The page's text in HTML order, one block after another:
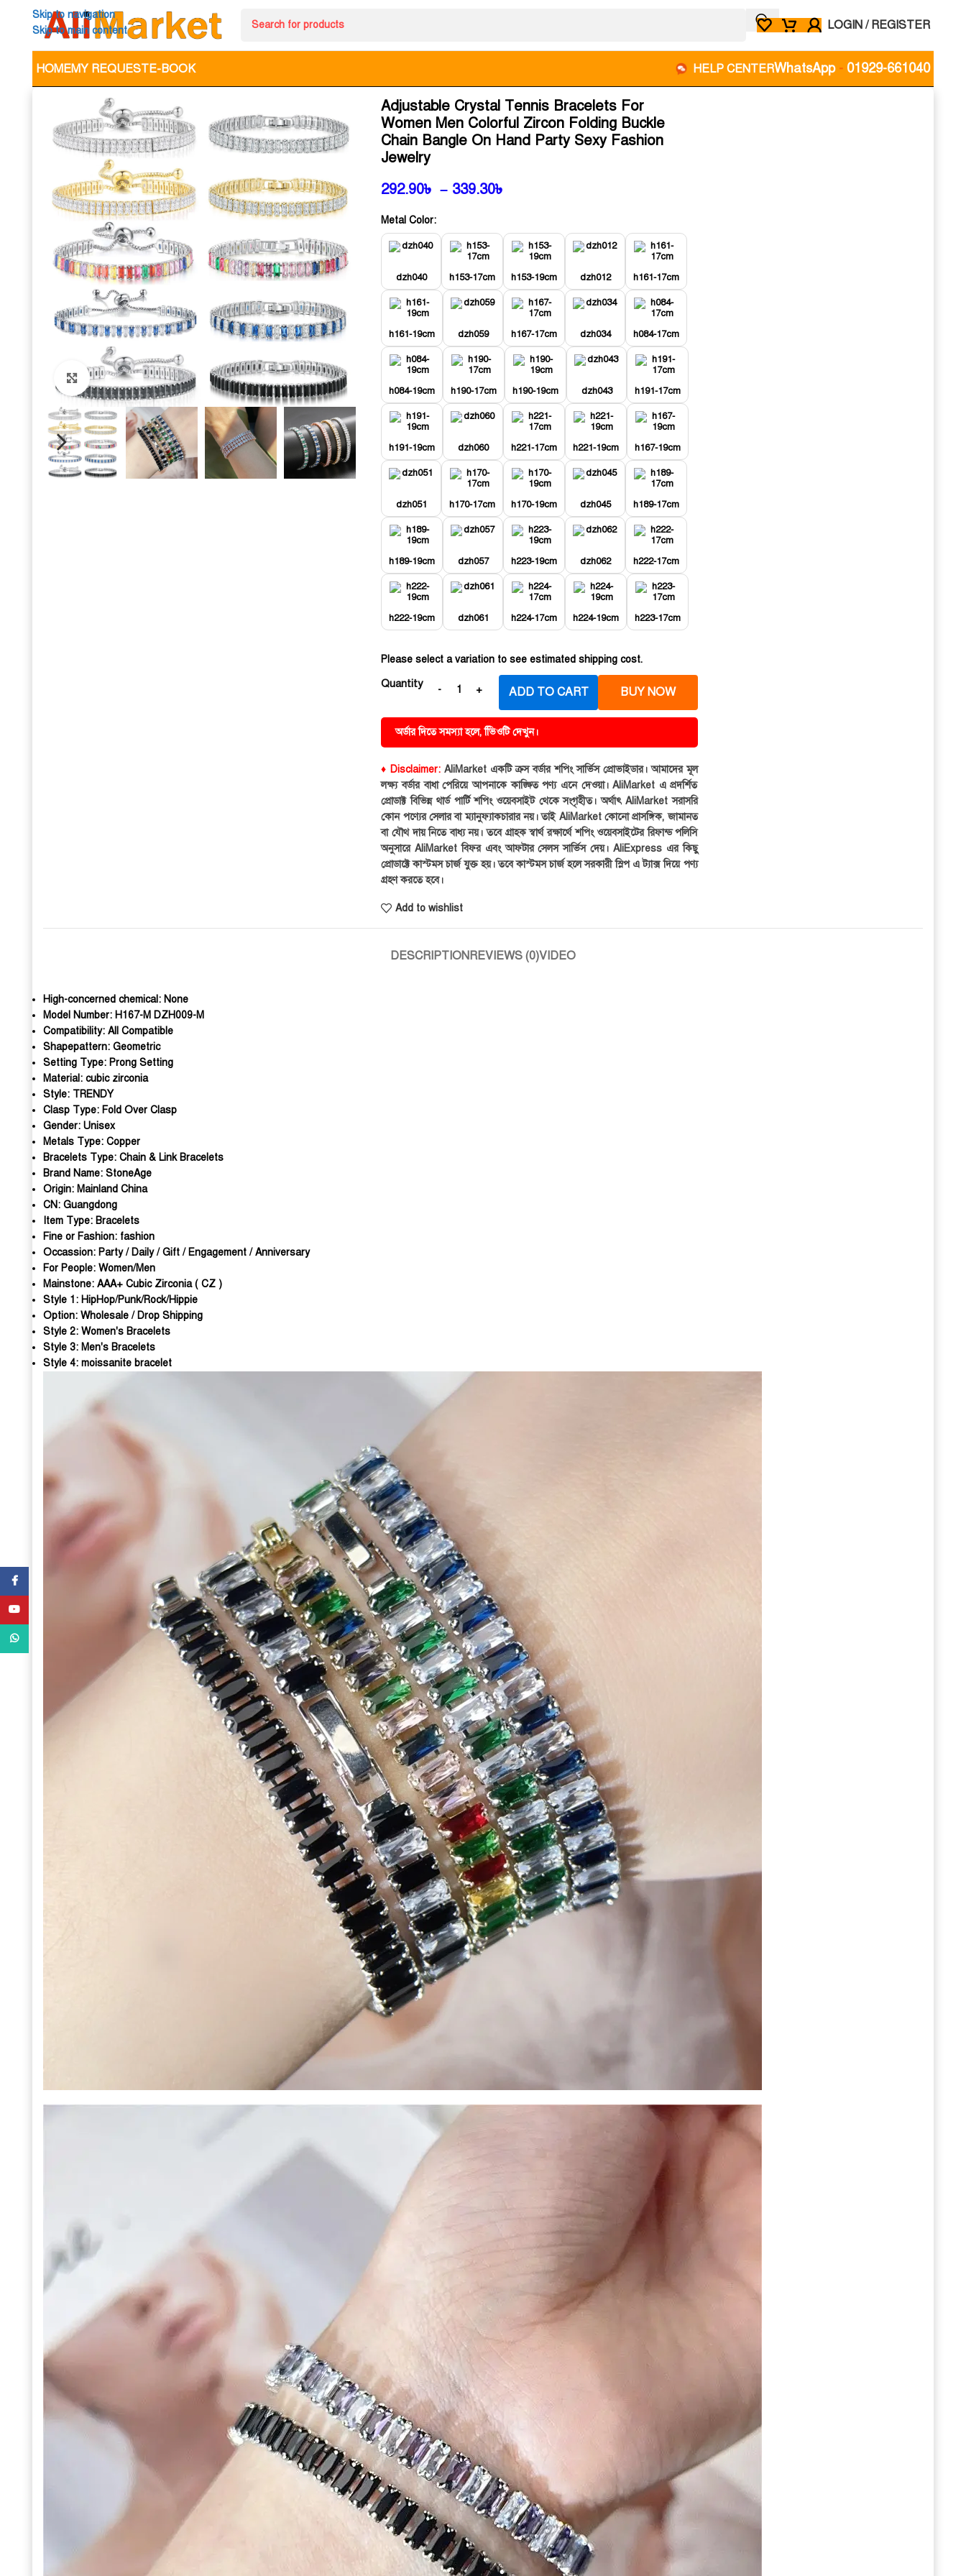
Skip to navigation
Skip to main content
LOGIN / REGISTER
HOMEMY REQUESTE-BOOK HELP CENTERWhatsApp - 01929-661040
Click to enlarge
Adjustable Crystal Tennis Bracelets For
Women Men Colorful Zircon Folding Buckle
Chain Bangle On Hand Party Sexy Fashion
Jewelry
292.90৳ – 339.30৳
Metal Color:
dzh040 h153-17cm h153-19cm dzh012 h161-17cm
h161-19cm dzh059 h167-17cm dzh034 h084-17cm
h084-19cm h190-17cm h190-19cm dzh043 h191-17cm
h191-19cm dzh060 h221-17cm h221-19cm h167-19cm
dzh051 h170-17cm h170-19cm dzh045 h189-17cm
h189-19cm dzh057 h223-19cm dzh062 h222-17cm
h222-19cm dzh061 h224-17cm h224-19cm h223-17cm
Please select a variation to see estimated shipping cost.
Quantity
ADD TO CART BUY NOW
অর্ডার দিতে সমস্যা হলে, ভিিওটি দেখুন।
♦ Disclaimer:AliMarket একটি ক্রস বর্ডার শপিং সার্ভিস প্রোভাইডার। আমাদের মূল
লক্ষ্য বর্ডার বাধা পেরিয়ে আপনাকে কাঙ্ক্ষিত পণ্য এনে দেওয়া। AliMarket এ প্রদর্শিত
প্রোডাক্ট বিভিন্ন থার্ড পার্টি শপিং ওয়েবসাইট থেকে সংগৃহীত। অর্থাৎ AliMarket সরাসরি
কোন পণ্যের সেলার বা ম্যানুফ্যাকচারার নয়। তাই AliMarket কোনো প্রাসঙ্গিক, জামানত
বা যৌথ দায় নিতে বাধ্য নয়। তবে গ্রাহক স্বার্থ রক্ষার্থে শপিং ওয়েবসাইটের রিফান্ড পলিসি
অনুসারে AliMarket বিফর এবং আফটার সেলস সার্ভিস দেয়। AliExpress এর কিছু
প্রোডাক্টে কাস্টমস চার্জ যুক্ত হয়। তবে কাস্টমস চার্জ হলে সরকারী স্লিপ এ ট্যাক্স দিয়ে পণ্য
গ্রহণ করতে হবে।
Add to wishlist
DESCRIPTIONREVIEWS (0)VIDEO
High-concerned chemical: None
Model Number: H167-M DZH009-M
Compatibility: All Compatible
Shapepattern: Geometric
Setting Type: Prong Setting
Material: cubic zirconia
Style: TRENDY
Clasp Type: Fold Over Clasp
Gender: Unisex
Metals Type: Copper
Bracelets Type: Chain & Link Bracelets
Brand Name: StoneAge
Origin: Mainland China
CN: Guangdong
Item Type: Bracelets
Fine or Fashion: fashion
Occassion: Party / Daily / Gift / Engagement / Anniversary
For People: Women/Men
Mainstone: AAA+ Cubic Zirconia ( CZ )
Style 1: HipHop/Punk/Rock/Hippie
Option: Wholesale / Drop Shipping
Style 2: Women's Bracelets
Style 3: Men's Bracelets
Style 4: moissanite bracelet